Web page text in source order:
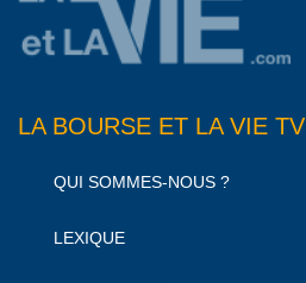
LA BOURSE ET LA VIE TV
QUI SOMMES-NOUS ?
LEXIQUE